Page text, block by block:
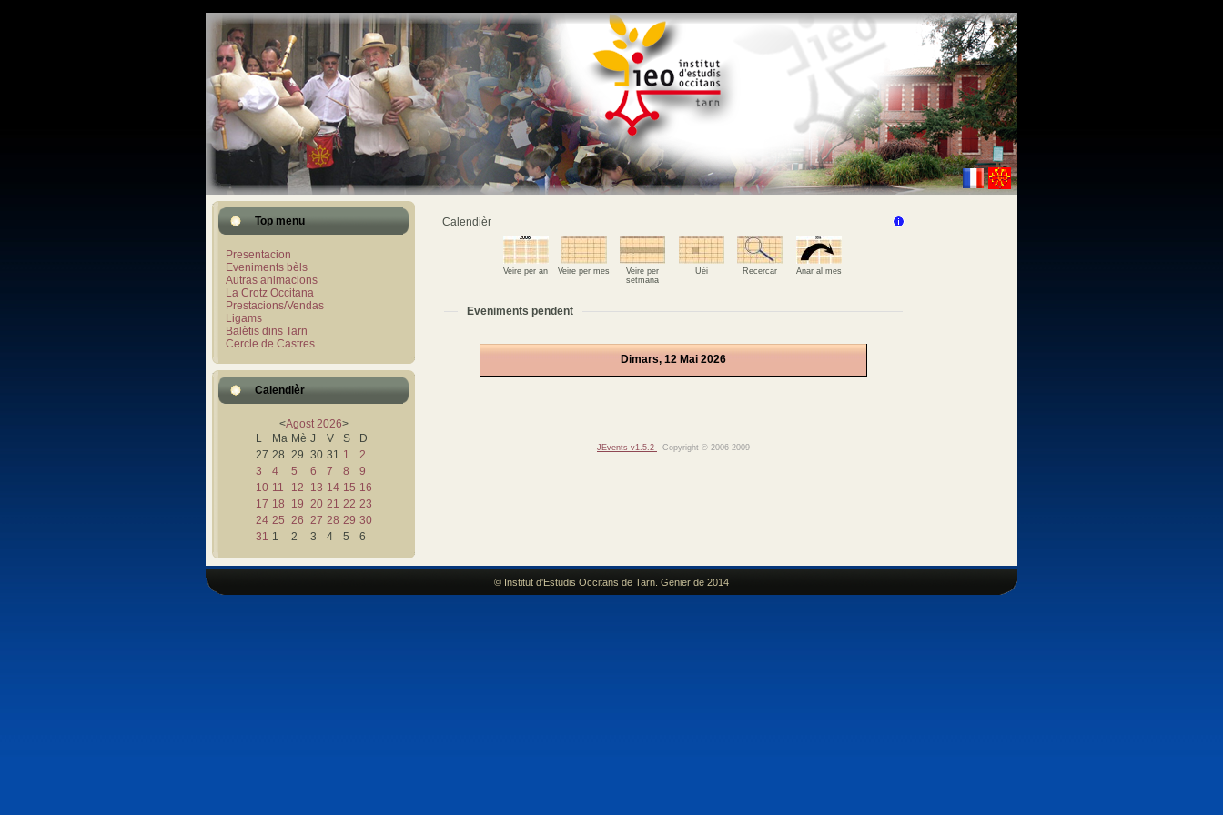
Top menu
Presentacion
Eveniments bèls
Autras animacions
La Crotz Occitana
Prestacions/Vendas
Ligams
Balètis dins Tarn
Cercle de Castres
Calendièr
<Agost 2026>
L
Ma Mè J V S
D
27 28 29 30 31 1
2
3
4 5 6 7 8
9
10 11 12 13 14 15 16
17 18 19 20 21 22 23
24 25 26 27 28 29 30
31 1 2 3 4 5 6
Calendièr
Veire per an Veire per mes
Veire per
setmana
Uèi Recercar Anar al mes
Eveniments pendent
Dimars, 12 Mai 2026
JEvents v1.5.2 Copyright © 2006-2009
© Institut d'Estudis Occitans de Tarn. Genier de 2014